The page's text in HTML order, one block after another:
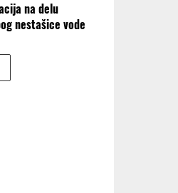
na delu
nestašice vode